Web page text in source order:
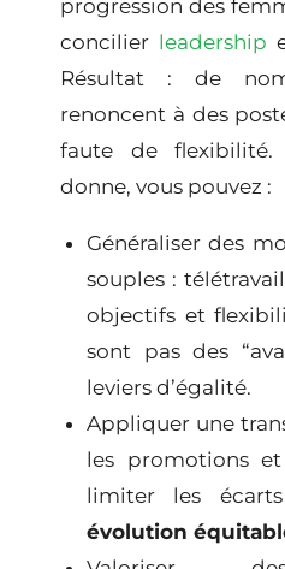
progression des
concilier leadership
Résultat : de
renoncent à des
faute de
donne, vous pouvez :
Généraliser des
souples :
objectifs et
sont pas des
leviers d’égalité.
Appliquer une
les promotions
limiter les
évolution